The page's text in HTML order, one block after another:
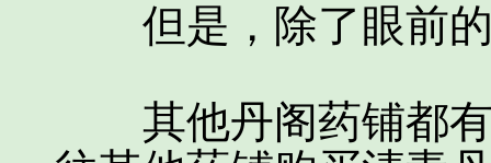
但是，除了眼前的
其他丹阁药铺都有